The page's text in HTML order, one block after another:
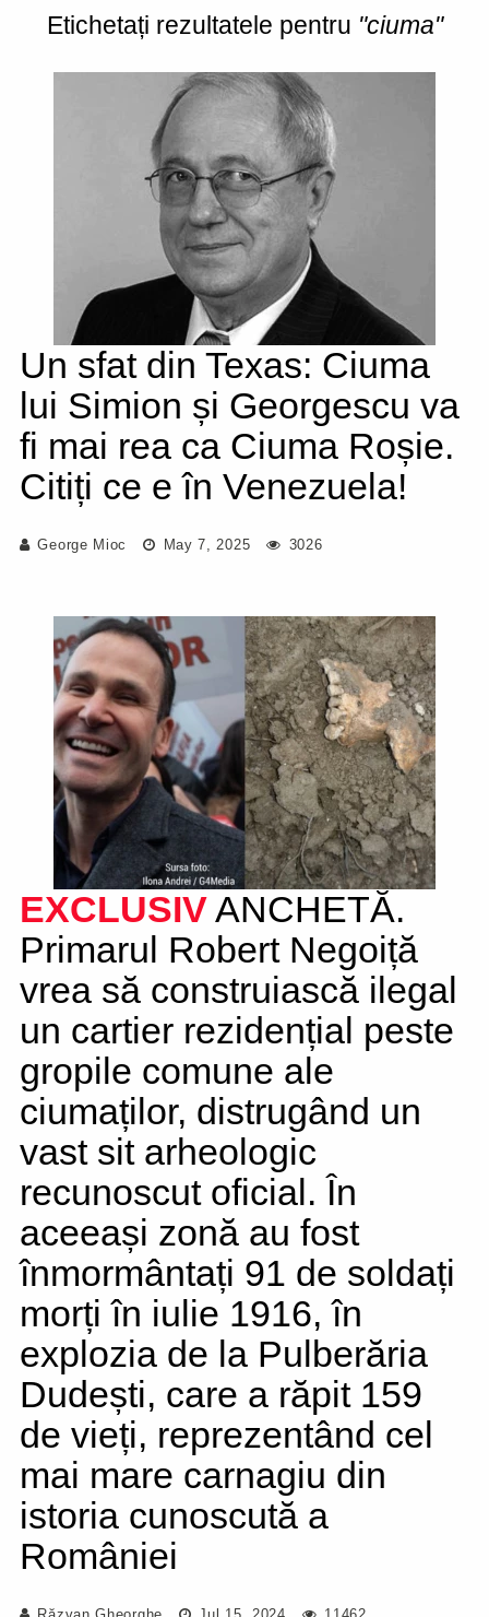
Etichetați rezultatele pentru "ciuma"
Un sfat din Texas: Ciuma
lui Simion și Georgescu va
fi mai rea ca Ciuma Roșie.
Citiți ce e în Venezuela!
George Mioc May 7, 2025 3026
EXCLUSIVANCHETĂ.
Primarul Robert Negoiță
vrea să construiască ilegal
un cartier rezidențial peste
gropile comune ale
ciumaților, distrugând un
vast sit arheologic
recunoscut oficial. În
aceeași zonă au fost
înmormântați 91 de soldați
morți în iulie 1916, în
explozia de la Pulberăria
Dudești, care a răpit 159
de vieți, reprezentând cel
mai mare carnagiu din
istoria cunoscută a
României